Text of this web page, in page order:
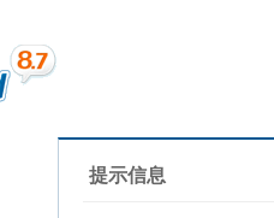
提示信息